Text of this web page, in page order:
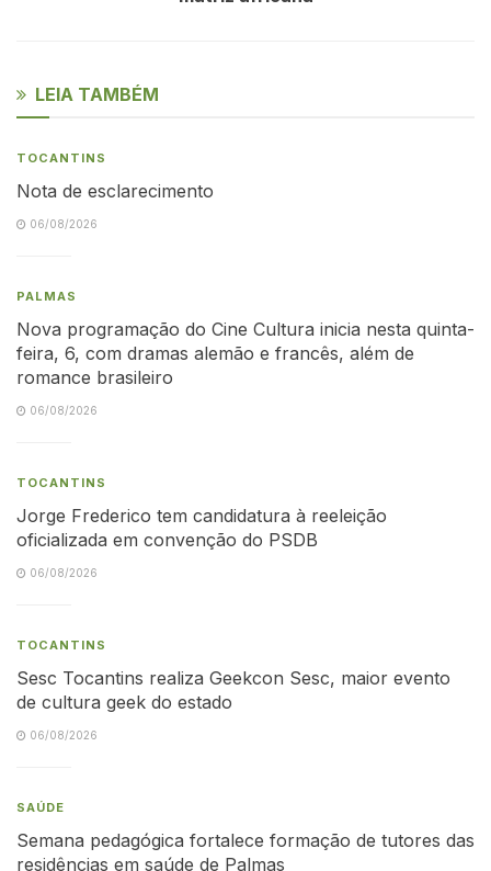
LEIA TAMBÉM
TOCANTINS
Nota de esclarecimento
06/08/2026
PALMAS
Nova programação do Cine Cultura inicia nesta quinta-
feira, 6, com dramas alemão e francês, além de
romance brasileiro
06/08/2026
TOCANTINS
Jorge Frederico tem candidatura à reeleição
oficializada em convenção do PSDB
06/08/2026
TOCANTINS
Sesc Tocantins realiza Geekcon Sesc, maior evento
de cultura geek do estado
06/08/2026
SAÚDE
Semana pedagógica fortalece formação de tutores das
residências em saúde de Palmas